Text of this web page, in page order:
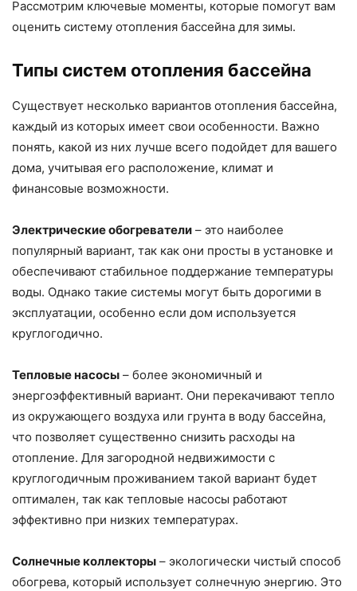
Рассмотрим ключевые моменты, которые помогут вам
оценить систему отопления бассейна для зимы.
Типы систем отопления бассейна
Существует несколько вариантов отопления бассейна,
каждый из которых имеет свои особенности. Важно
понять, какой из них лучше всего подойдет для вашего
дома, учитывая его расположение, климат и
финансовые возможности.
Электрические обогреватели – это наиболее
популярный вариант, так как они просты в установке и
обеспечивают стабильное поддержание температуры
воды. Однако такие системы могут быть дорогими в
эксплуатации, особенно если дом используется
круглогодично.
Тепловые насосы – более экономичный и
энергоэффективный вариант. Они перекачивают тепло
из окружающего воздуха или грунта в воду бассейна,
что позволяет существенно снизить расходы на
отопление. Для загородной недвижимости с
круглогодичным проживанием такой вариант будет
оптимален, так как тепловые насосы работают
эффективно при низких температурах.
Солнечные коллекторы – экологически чистый способ
обогрева, который использует солнечную энергию. Это